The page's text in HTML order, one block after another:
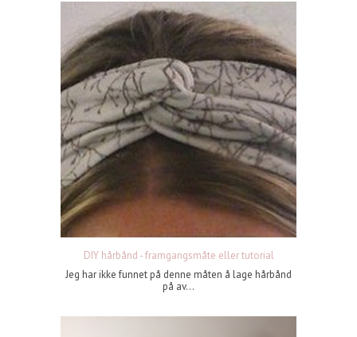
DIY hårbånd - framgangsmåte eller tutorial
Jeg har ikke funnet på denne måten å lage hårbånd
på av...